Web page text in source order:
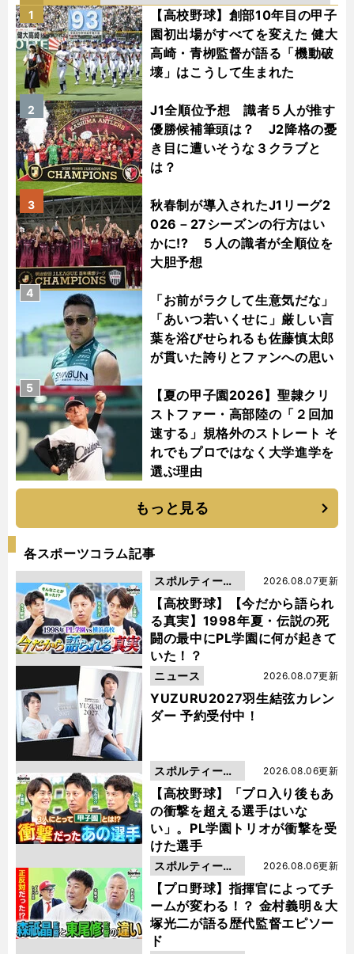
【高校野球】創部10年目の甲子
園初出場がすべてを変えた 健大
高崎・青栁監督が語る「機動破
壊」はこうして生まれた
1
J1全順位予想 識者５人が推す
優勝候補筆頭は？ J2降格の憂
き目に遭いそうな３クラブと
は？
2
秋春制が導入されたJ1リーグ2
026－27シーズンの行方はい
かに!? ５人の識者が全順位を
大胆予想
3
「お前がラクして生意気だな」
「あいつ若いくせに」厳しい言
葉を浴びせられるも佐藤慎太郎
が貫いた誇りとファンへの思い
4
【夏の甲子園2026】聖隷クリ
ストファー・高部陸の「２回加
速する」規格外のストレート そ
れでもプロではなく大学進学を
選ぶ理由
5
もっと見る
各スポーツコラム記事
【高校野球】【今だから語られ
る真実】1998年夏・伝説の死
闘の最中にPL学園に何が起きて
いた！？
2026.08.07更新
スポルティーバ
動画
YUZURU2027羽生結弦カレン
ダー 予約受付中！
2026.08.07更新
ニュース
【高校野球】「プロ入り後もあ
の衝撃を超える選手はいな
い」。PL学園トリオが衝撃を受
けた選手
2026.08.06更新
スポルティーバ
動画
【プロ野球】指揮官によってチ
ームが変わる！？ 金村義明＆大
塚光二が語る歴代監督エピソー
ド
2026.08.06更新
スポルティーバ
動画